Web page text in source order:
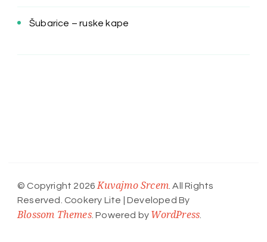
Šubarice – ruske kape
© Copyright 2026 Kuvajmo Srcem . All Rights
Reserved. Cookery Lite | Developed By
Blossom Themes. Powered by WordPress